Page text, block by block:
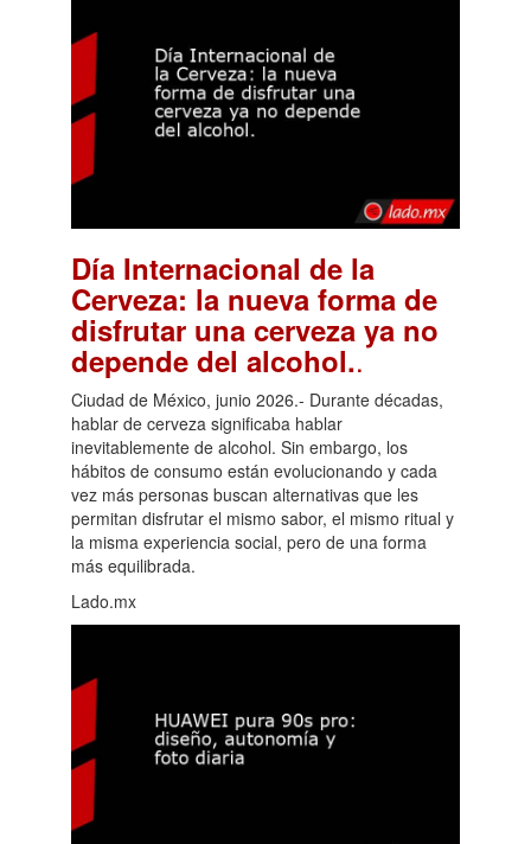
Día Internacional de la
Cerveza: la nueva forma de
disfrutar una cerveza ya no
depende del alcohol..
Ciudad de México, junio 2026.- Durante décadas,
hablar de cerveza significaba hablar
inevitablemente de alcohol. Sin embargo, los
hábitos de consumo están evolucionando y cada
vez más personas buscan alternativas que les
permitan disfrutar el mismo sabor, el mismo ritual y
la misma experiencia social, pero de una forma
más equilibrada.
Lado.mx